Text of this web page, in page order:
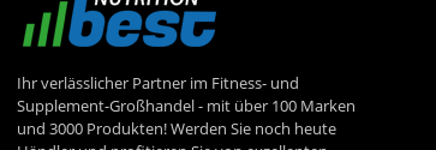
Ihr verlässlicher Partner im Fitness- und
Supplement-Großhandel - mit über 100 Marken
und 3000 Produkten! Werden Sie noch heute